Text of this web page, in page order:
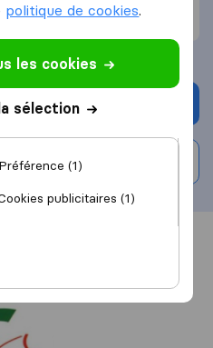
(2)
un devis
un avis
politique de cookies.
les cookies
sélection
Préférence (1)
publicitaires (1)